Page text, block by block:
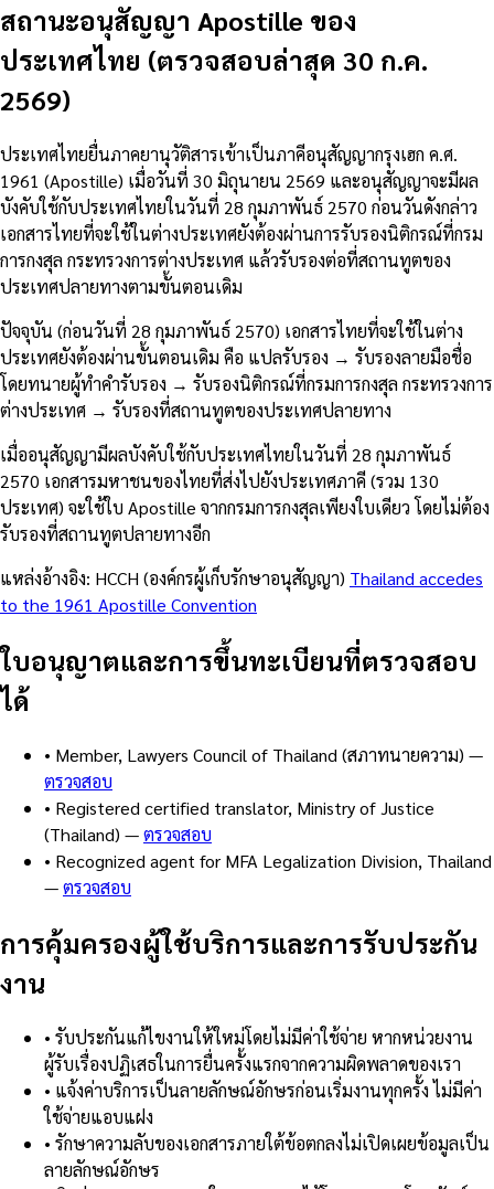
สถานะอนุสัญญา Apostille ของ
ประเทศไทย (ตรวจสอบล่าสุด 30 ก.ค.
2569)
ประเทศไทยยื่นภาคยานุวัติสารเข้าเป็นภาคีอนุสัญญากรุงเฮก ค.ศ.
1961 (Apostille) เมื่อวันที่ 30 มิถุนายน 2569 และอนุสัญญาจะมีผล
บังคับใช้กับประเทศไทยในวันที่ 28 กุมภาพันธ์ 2570 ก่อนวันดังกล่าว
เอกสารไทยที่จะใช้ในต่างประเทศยังต้องผ่านการรับรองนิติกรณ์ที่กรม
การกงสุล กระทรวงการต่างประเทศ แล้วรับรองต่อที่สถานทูตของ
ประเทศปลายทางตามขั้นตอนเดิม
ปัจจุบัน (ก่อนวันที่ 28 กุมภาพันธ์ 2570) เอกสารไทยที่จะใช้ในต่าง
ประเทศยังต้องผ่านขั้นตอนเดิม คือ แปลรับรอง → รับรองลายมือชื่อ
โดยทนายผู้ทำคำรับรอง → รับรองนิติกรณ์ที่กรมการกงสุล กระทรวงการ
ต่างประเทศ → รับรองที่สถานทูตของประเทศปลายทาง
เมื่ออนุสัญญามีผลบังคับใช้กับประเทศไทยในวันที่ 28 กุมภาพันธ์
2570 เอกสารมหาชนของไทยที่ส่งไปยังประเทศภาคี (รวม 130
ประเทศ) จะใช้ใบ Apostille จากกรมการกงสุลเพียงใบเดียว โดยไม่ต้อง
รับรองที่สถานทูตปลายทางอีก
แหล่งอ้างอิง: HCCH (องค์กรผู้เก็บรักษาอนุสัญญา) Thailand accedes
to the 1961 Apostille Convention
ใบอนุญาตและการขึ้นทะเบียนที่ตรวจสอบ
ได้
• Member, Lawyers Council of Thailand (สภาทนายความ) —
ตรวจสอบ
• Registered certified translator, Ministry of Justice
(Thailand) —ตรวจสอบ
• Recognized agent for MFA Legalization Division, Thailand
—ตรวจสอบ
การคุ้มครองผู้ใช้บริการและการรับประกัน
งาน
• รับประกันแก้ไขงานให้ใหม่โดยไม่มีค่าใช้จ่าย หากหน่วยงาน
ผู้รับเรื่องปฏิเสธในการยื่นครั้งแรกจากความผิดพลาดของเรา
• แจ้งค่าบริการเป็นลายลักษณ์อักษรก่อนเริ่มงานทุกครั้ง ไม่มีค่า
ใช้จ่ายแอบแฝง
• รักษาความลับของเอกสารภายใต้ข้อตกลงไม่เปิดเผยข้อมูลเป็น
ลายลักษณ์อักษร